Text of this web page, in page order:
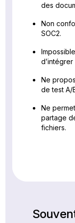
des
Non
SOC2.
Impossible
Ne
de test A/
Ne
partage
fichiers.